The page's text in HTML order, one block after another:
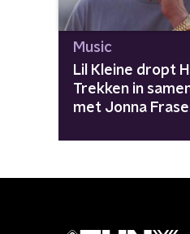
Music
Lil Kleine dropt
Trekken in
met Jonna